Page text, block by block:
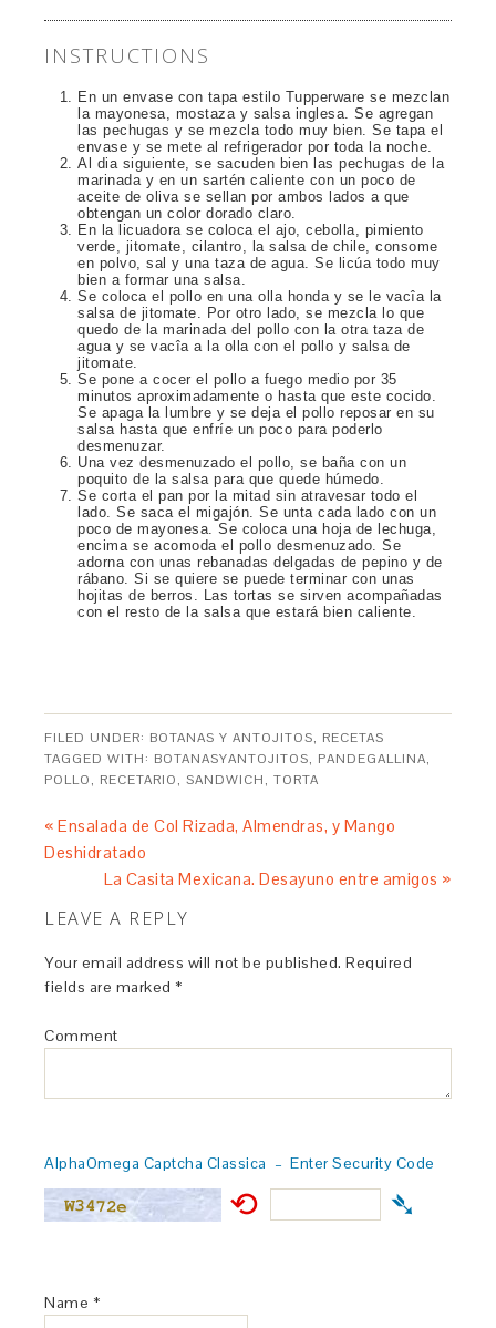
INSTRUCTIONS
En un envase con tapa estilo Tupperware se mezclan
la mayonesa, mostaza y salsa inglesa. Se agregan
las pechugas y se mezcla todo muy bien. Se tapa el
envase y se mete al refrigerador por toda la noche.
Al dia siguiente, se sacuden bien las pechugas de la
marinada y en un sartén caliente con un poco de
aceite de oliva se sellan por ambos lados a que
obtengan un color dorado claro.
En la licuadora se coloca el ajo, cebolla, pimiento
verde, jitomate, cilantro, la salsa de chile, consome
en polvo, sal y una taza de agua. Se licúa todo muy
bien a formar una salsa.
Se coloca el pollo en una olla honda y se le vacîa la
salsa de jitomate. Por otro lado, se mezcla lo que
quedo de la marinada del pollo con la otra taza de
agua y se vacîa a la olla con el pollo y salsa de
jitomate.
Se pone a cocer el pollo a fuego medio por 35
minutos aproximadamente o hasta que este cocido.
Se apaga la lumbre y se deja el pollo reposar en su
salsa hasta que enfríe un poco para poderlo
desmenuzar.
Una vez desmenuzado el pollo, se baña con un
poquito de la salsa para que quede húmedo.
Se corta el pan por la mitad sin atravesar todo el
lado. Se saca el migajón. Se unta cada lado con un
poco de mayonesa. Se coloca una hoja de lechuga,
encima se acomoda el pollo desmenuzado. Se
adorna con unas rebanadas delgadas de pepino y de
rábano. Si se quiere se puede terminar con unas
hojitas de berros. Las tortas se sirven acompañadas
con el resto de la salsa que estará bien caliente.
FILED UNDER: BOTANAS Y ANTOJITOS, RECETAS
TAGGED WITH: BOTANASYANTOJITOS, PANDEGALLINA,
POLLO, RECETARIO,SANDWICH,TORTA
« Ensalada de Col Rizada, Almendras, y Mango
Deshidratado
La Casita Mexicana. Desayuno entre amigos »
LEAVE A REPLY
Your email address will not be published. Required
fields are marked *
Comment
AlphaOmega Captcha Classica – Enter Security Code
⟲ ➴
Name *